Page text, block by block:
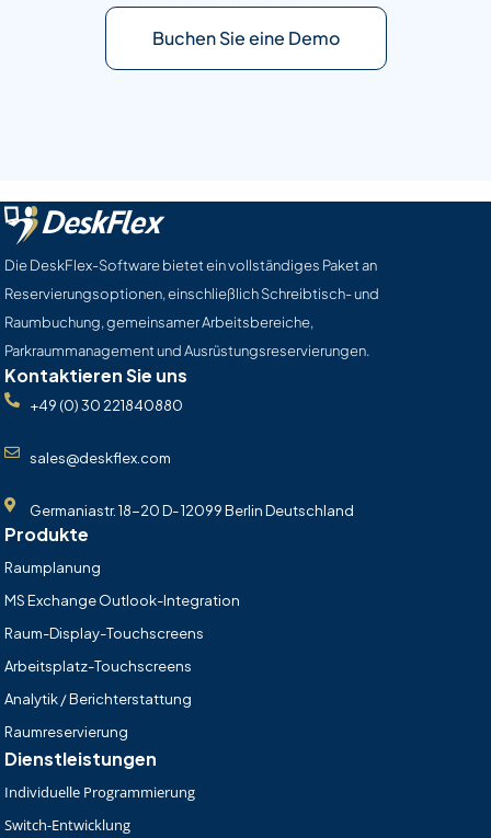
Buchen Sie eine Demo
Die DeskFlex-Software bietet ein vollständiges Paket an
Reservierungsoptionen, einschließlich Schreibtisch- und
Raumbuchung, gemeinsamer Arbeitsbereiche,
Parkraummanagement und Ausrüstungsreservierungen.
Kontaktieren Sie uns
+49 (0) 30 221840880
sales@deskflex.com
Germaniastr. 18-20 D- 12099 Berlin Deutschland
Produkte
Raumplanung
MS Exchange Outlook-Integration
Raum-Display-Touchscreens
Arbeitsplatz-Touchscreens
Analytik / Berichterstattung
Raumreservierung
Dienstleistungen
Individuelle Programmierung
Switch-Entwicklung